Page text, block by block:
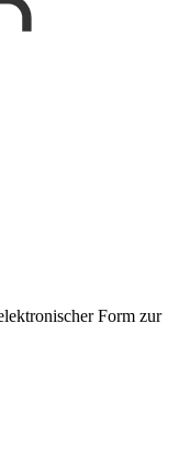
Form zur